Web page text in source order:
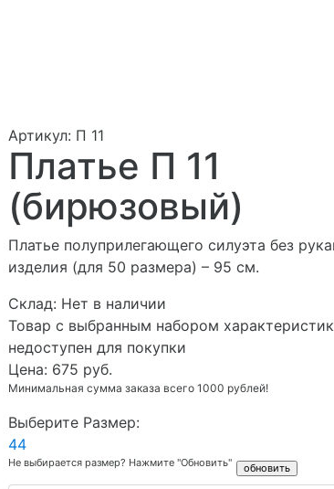
Артикул: П 11
Платье П 11
(бирюзовый)
Платье полуприлегающего силуэта без
изделия (для 50 размера) – 95 см.
Cклад: Нет в наличии
Товар с выбранным набором характеристик
недоступен для покупки
Цена: 675 руб.
Минимальная сумма заказа всего 1000 рублей!
Выберите Размер:
44
Не выбирается размер? Нажмите "Обновить"